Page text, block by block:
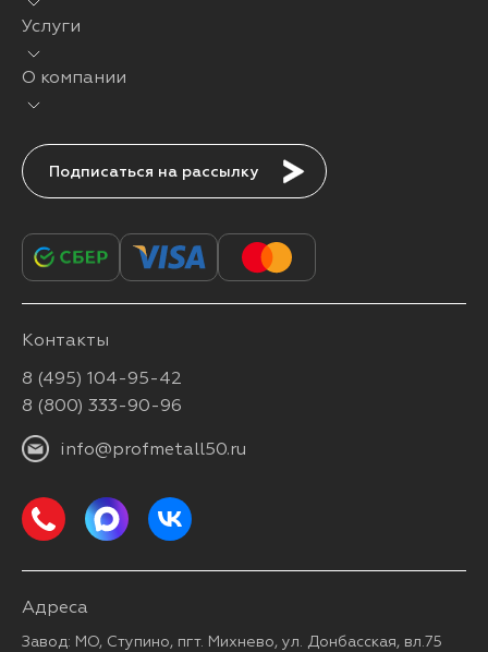
Услуги
О компании
Подписаться
Контакты
8 (495) 104-95-42
8 (800) 333-90-96
info@profmetall50.ru
Адреса
Завод: МО, Ступино, пгт. Михнево, ул. Донбасская, вл.75